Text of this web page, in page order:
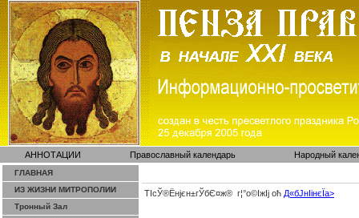
АННОТАЦИИ Православный календарь Народный
ГЛАВНАЯ
ИЗ ЖИЗНИ МИТРОПОЛИИ
Тронный Зал
ТІсЎ®Ёнјєн±­гЎ­бЄ¤ж® г¦°о©ІжІј оћ Д«бЈ­нІінєЇa>